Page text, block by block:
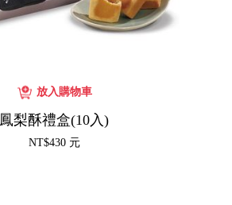
鳳梨酥禮盒(10入)
NT$430 元